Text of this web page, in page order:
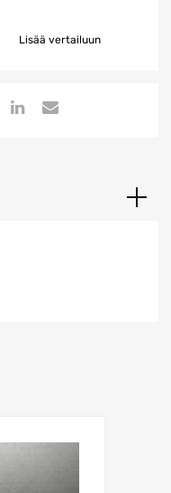
Lisää vertailuun